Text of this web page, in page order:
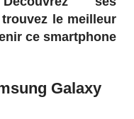
le meilleur
ce smartphone
Galaxy